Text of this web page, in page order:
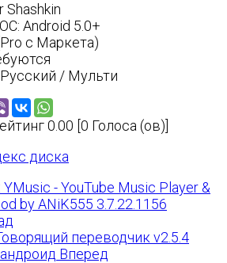
Shashkin
Android 5.0+
с Маркета)
/ Мульти
0.00 [0 Голоса (ов)]
диска
- YouTube Music Player &
by ANiK555 3.7.22.1156
переводчик v2.5.4
Вперед